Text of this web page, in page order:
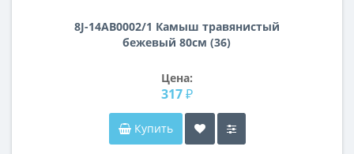
8J-14AB0002/1 Камыш травянистый
бежевый 80см (36)
Цена:
317 ₽
Купить